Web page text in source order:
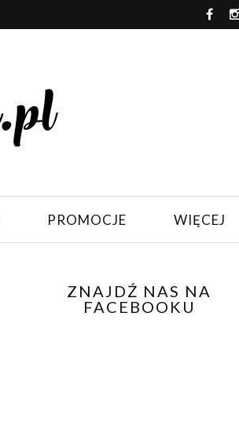
PROMOCJE WIĘCEJ
ZNAJDŹ NAS NA
FACEBOOKU